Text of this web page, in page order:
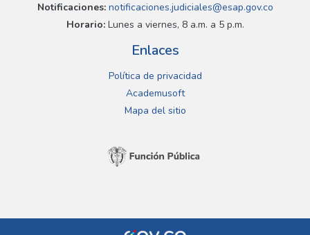
Notificaciones:notificaciones.judiciales@esap.gov.co
Horario:Lunes a viernes, 8 a.m. a 5 p.m.
Enlaces
Política de privacidad
Academusoft
Mapa del sitio